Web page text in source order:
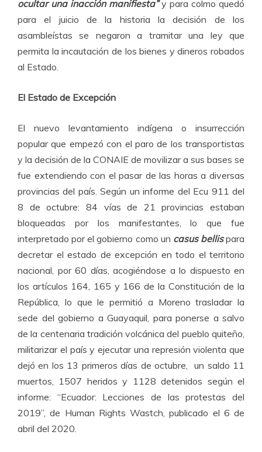
ocultar una inacción manifiesta”y para colmo quedó
para el juicio de la historia la decisión de los
asambleístas se negaron a tramitar una ley que
permita la incautación de los bienes y dineros robados
al Estado.
El Estado de Excepción
El nuevo levantamiento indígena o insurrección
popular que empezó con el paro de los transportistas
y la decisión de la CONAIE de movilizar a sus bases se
fue extendiendo con el pasar de las horas a diversas
provincias del país. Según un informe del Ecu 911 del
8 de octubre: 84 vías de 21 provincias estaban
bloqueadas por los manifestantes, lo que fue
interpretado por el gobierno como un casus bellispara
decretar el estado de excepción en todo el territorio
nacional, por 60 días, acogiéndose a lo dispuesto en
los artículos 164, 165 y 166 de la Constitución de la
República, lo que le permitió a Moreno trasladar la
sede del gobierno a Guayaquil, para ponerse a salvo
de la centenaria tradición volcánica del pueblo quiteño,
militarizar el país y ejecutar una represión violenta que
dejó en los 13 primeros días de octubre, un saldo 11
muertos, 1507 heridos y 1128 detenidos según el
informe: “Ecuador: Lecciones de las protestas del
2019”, de Human Rights Wastch, publicado el 6 de
abril del 2020.